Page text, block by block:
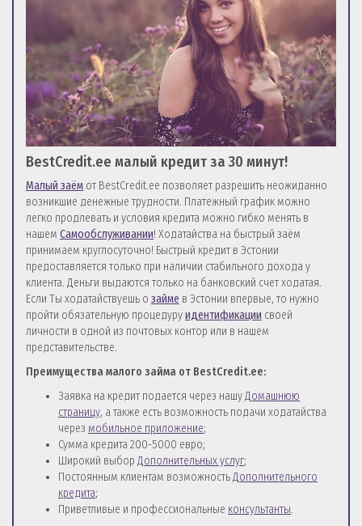
BestCredit.ee малый кредит за 30 минут!
Малый заём от BestCredit.ee позволяет разрешить неожиданно
возникшие денежные трудности. Платежный график можно
легко продлевать и условия кредита можно гибко менять в
нашем Самообслуживании! Ходатайства на быстрый заём
принимаем круглосуточно! Быстрый кредит в Эстонии
предоставляется только при наличии стабильного дохода у
клиента. Деньги выдаются только на банковский счет ходатая.
Если Ты ходатайствуешь о займе в Эстонии впервые, то нужно
пройти обязательную процедуруидентификации своей
личности в одной из почтовых контор или в нашем
представительстве.
Преимущества малого займа от BestCredit.ee:
Заявка на кредит подается через нашуДомашнюю
страницу, а также есть возможность подачи ходатайства
через мобильное приложение;
Сумма кредита 200-5000 евро;
Широкий выбор Дополнительных услуг;
Постоянным клиентам возможностьДополнительного
кредита;
Приветливые и профессиональные консультанты.